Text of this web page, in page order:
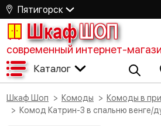
Пятигорск
ШкафШОП
современный интернет-
Каталог
Шкаф Шоп Комоды
Комоды в
Комод Катрин-3 в спальню венге/